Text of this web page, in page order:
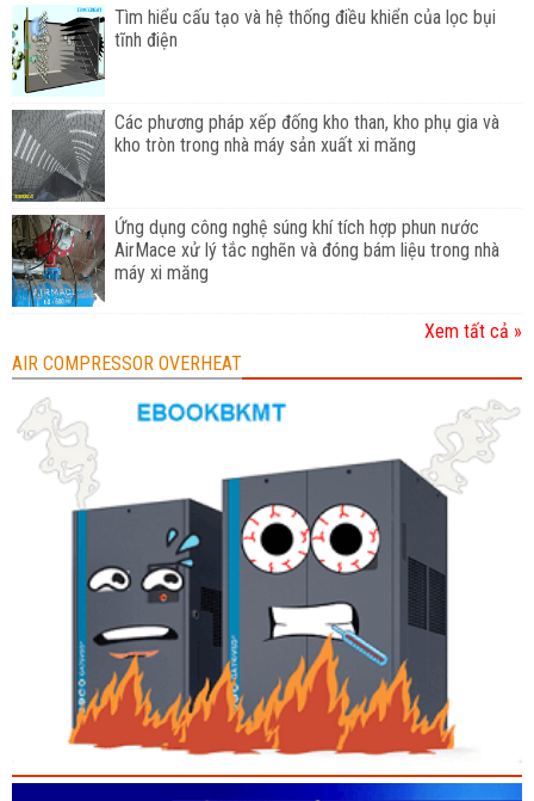
Tìm hiểu cấu tạo và hệ thống điều khiển của lọc bụi
tĩnh điện
Các phương pháp xếp đống kho than, kho phụ gia và
kho tròn trong nhà máy sản xuất xi măng
Ứng dụng công nghệ súng khí tích hợp phun nước
AirMace xử lý tắc nghẽn và đóng bám liệu trong nhà
máy xi măng
Xem tất cả »
AIR COMPRESSOR OVERHEAT